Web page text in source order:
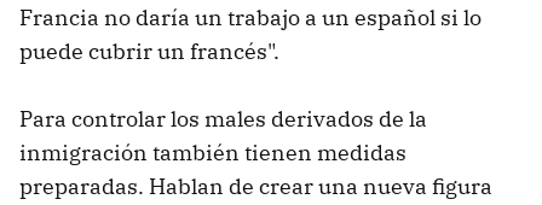
Francia no daría un trabajo a un español si lo
puede cubrir un francés".
Para controlar los males derivados de la
inmigración también tienen medidas
preparadas. Hablan de crear una nueva figura